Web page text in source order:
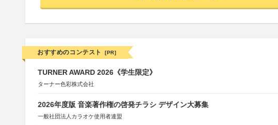
おすすめのコンテスト [PR]
TURNER AWARD 2026《学生限定》
ターナー色彩株式会社
2026年度版 音楽著作権の啓発チラシ デザイン大募集
一般社団法人カラオケ使用者連盟